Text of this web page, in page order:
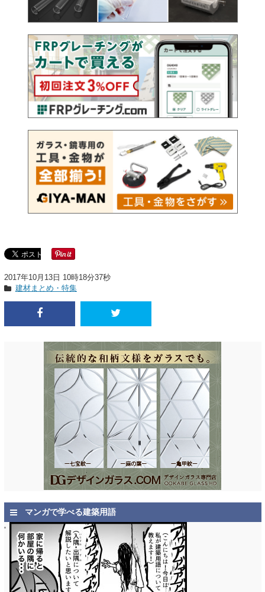
2017年10月13日 10時18分37秒
建材まとめ・特集
マンガで学べる建築用語